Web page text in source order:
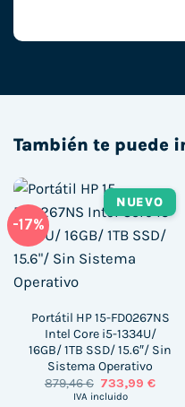
También te puede
-17%
NUEVO
Portátil HP 15-FD0267NS
Intel Core i5-1334U/
16GB/ 1TB SSD/ 15.6″/ Sin
Sistema Operativo
879,46€ El
precio
733,99€El
IVA incluido